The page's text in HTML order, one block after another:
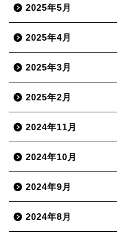
2025年5月
2025年4月
2025年3月
2025年2月
2024年11月
2024年10月
2024年9月
2024年8月